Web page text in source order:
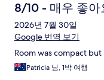
8/10 - 매우 좋아
2026년 7월 30일
Google 번역 보기
Room was compact
Patricia 님, 1박 여행